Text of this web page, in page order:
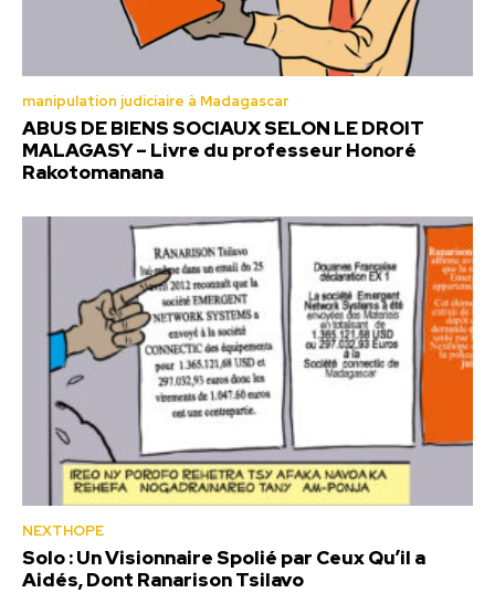
manipulation judiciaire à Madagascar
ABUS DE BIENS SOCIAUX SELON LE DROIT
MALAGASY – Livre du professeur Honoré
Rakotomanana
NEXTHOPE
Solo : Un Visionnaire Spolié par Ceux Qu’il a
Aidés, Dont Ranarison Tsilavo